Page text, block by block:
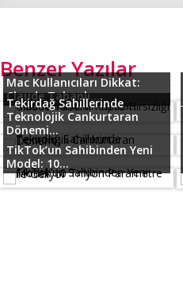
Benzer Yazılar
Mac Kullanıcıları Dikkat:
Claude Tabanlı...
Tekirdağ Sahillerinde
Teknolojik Cankurtaran
Dönemi...
TikTok’un Sahibinden Yeni
Model: 10...